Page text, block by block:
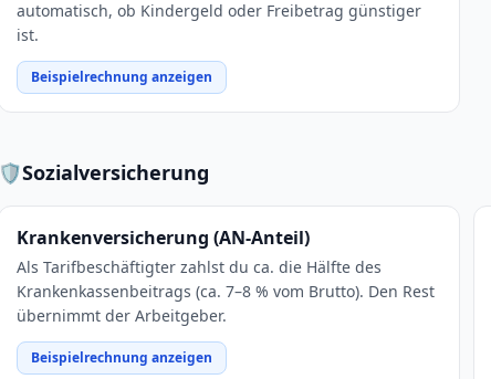
automatisch, ob Kindergeld oder Freibetrag günstiger
ist.
Beispielrechnung anzeigen
🛡️Sozialversicherung
Krankenversicherung (AN-Anteil)
Als Tarifbeschäftigter zahlst du ca. die Hälfte des
Krankenkassenbeitrags (ca. 7–8 % vom Brutto). Den Rest
übernimmt der Arbeitgeber.
Beispielrechnung anzeigen